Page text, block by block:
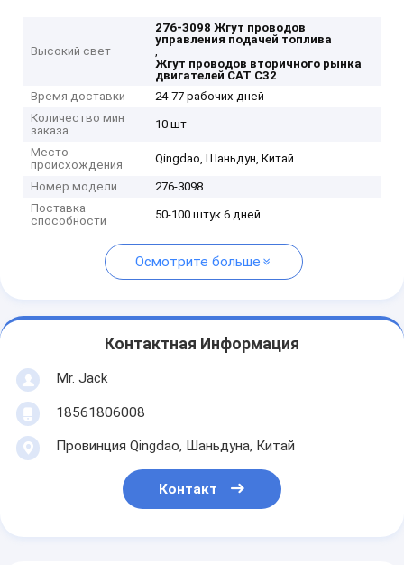
Высокий свет
276-3098 Жгут проводов
управления подачей топлива
,
Жгут проводов вторичного рынка
двигателей CAT C32
Время доставки
24-77 рабочих дней
Количество мин
заказа
10 шт
Место
происхождения
Qingdao, Шаньдун, Китай
Номер модели
276-3098
Поставка
способности
50-100 штук 6 дней
Осмотрите больше
Контактная Информация
Mr. Jack
18561806008
Провинция Qingdao, Шаньдуна, Китай
Контакт